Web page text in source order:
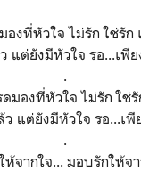
องที่หัวใจ ไม่รัก ใช่รัก
แต่ยังมีหัวใจ รอ...เพี
.
มองที่หัวใจ ไม่รัก ใช่
ว แต่ยังมีหัวใจ รอ...เ
.
ห้จากใจ... มอบรักให้จา